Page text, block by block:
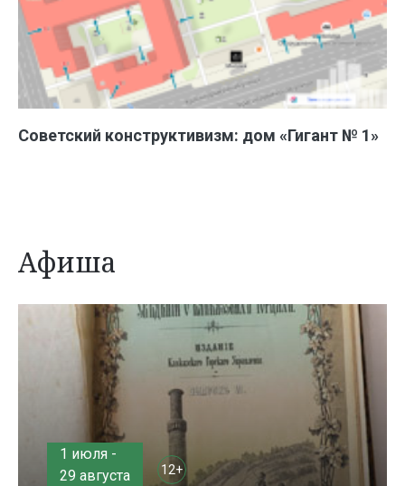
Советский конструктивизм: дом «Гигант № 1»
Афиша
1 июля -
29 августа
12+